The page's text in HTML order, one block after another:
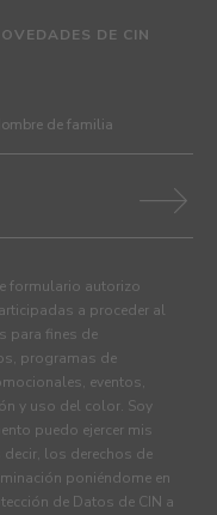
DE CIN
formulario autorizo
a proceder al
para fines de
programas de
eventos,
y uso del color. Soy
puedo ejercer mis
los derechos de
poniéndome en
de Datos de CIN a